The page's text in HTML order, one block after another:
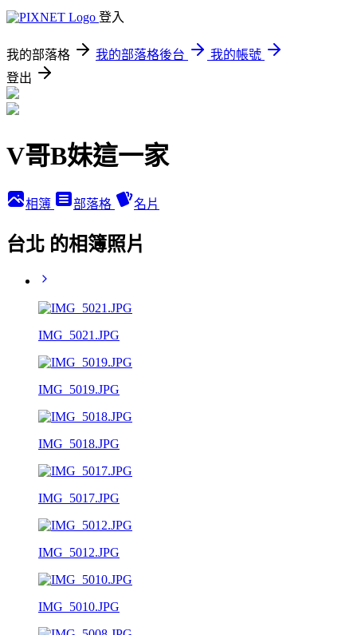
登入
我的部落格 我的部落格後台
我的帳號
登出
V哥B妹這一家
相簿 部落格 名片
台北 的相簿照片
IMG_5021.JPG
IMG_5019.JPG
IMG_5018.JPG
IMG_5017.JPG
IMG_5012.JPG
IMG_5010.JPG